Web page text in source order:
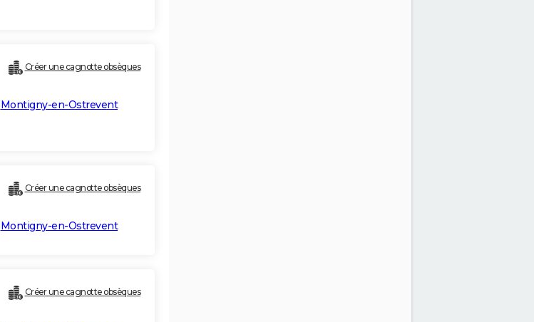
Créer une cagnotte obsèques
Montigny-en-Ostrevent
Créer une cagnotte obsèques
Montigny-en-Ostrevent
Créer une cagnotte obsèques